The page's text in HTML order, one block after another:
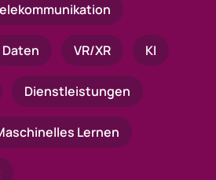
Daten VR/XR KI
Dienstleistungen
Lernen